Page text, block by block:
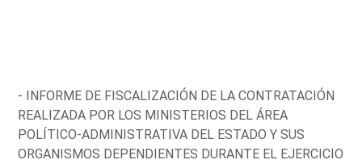
- INFORME DE FISCALIZACIÓN DE LA CONTRATACIÓN
REALIZADA POR LOS MINISTERIOS DEL ÁREA
POLÍTICO-ADMINISTRATIVA DEL ESTADO Y SUS
ORGANISMOS DEPENDIENTES DURANTE EL EJERCICIO